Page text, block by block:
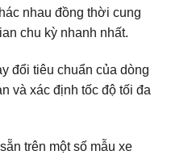
nhau đồng thời cung
chu kỳ nhanh nhất.
đổi tiêu chuẩn của dòng
và xác định tốc độ tối đa
trên một số mẫu xe